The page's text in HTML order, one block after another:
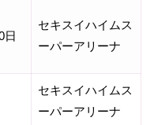
日
セキスイハイムス
ーパーアリーナ
セキスイハイムス
ーパーアリーナ